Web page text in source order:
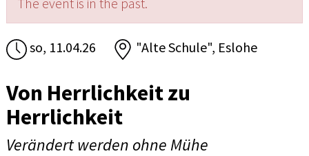
so, 11.04.26 "Alte Schule", Eslohe
Von Herrlichkeit zu
Herrlichkeit
Verändert werden ohne Mühe